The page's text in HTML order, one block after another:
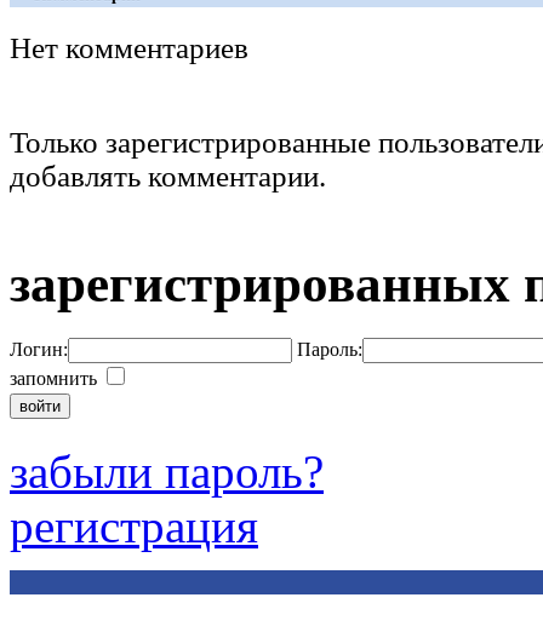
Нет комментариев
Только зарегистрированные
добавлять комментарии.
зарегистрированных
Логин:
Пароль:
запомнить
забыли пароль?
регистрация